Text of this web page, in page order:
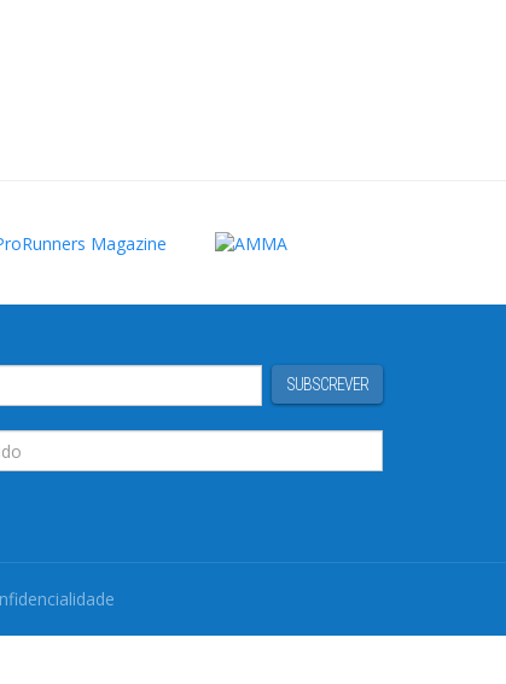
SUBSCREVER